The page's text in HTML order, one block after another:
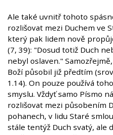
Ale také uvnitř tohoto
rozlišovat mezi Duchem ve
který pak lidem nově
(7, 39): "Dosud totiž Duch
nebyl oslaven."
Boží působil již předtím
1.14). On pouze používá
smyslu. Vždyť samo Písmo
rozlišovat mezi působením
pohanech, v lidu Staré
stále tentýž Duch svatý, ale